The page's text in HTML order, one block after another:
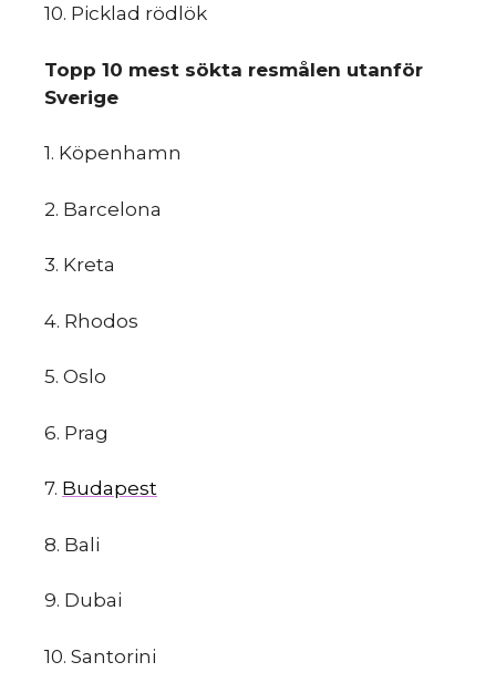
10. Picklad​ ​rödlök
Topp​ ​10​ ​mest​ ​sökta​ ​resmålen​ ​utanför​ ​
Sverige
1. Köpenhamn
2. Barcelona
3. Kreta
4. Rhodos
5. Oslo
6. Prag
7. Budapest
8. Bali
9. Dubai
10. Santorini